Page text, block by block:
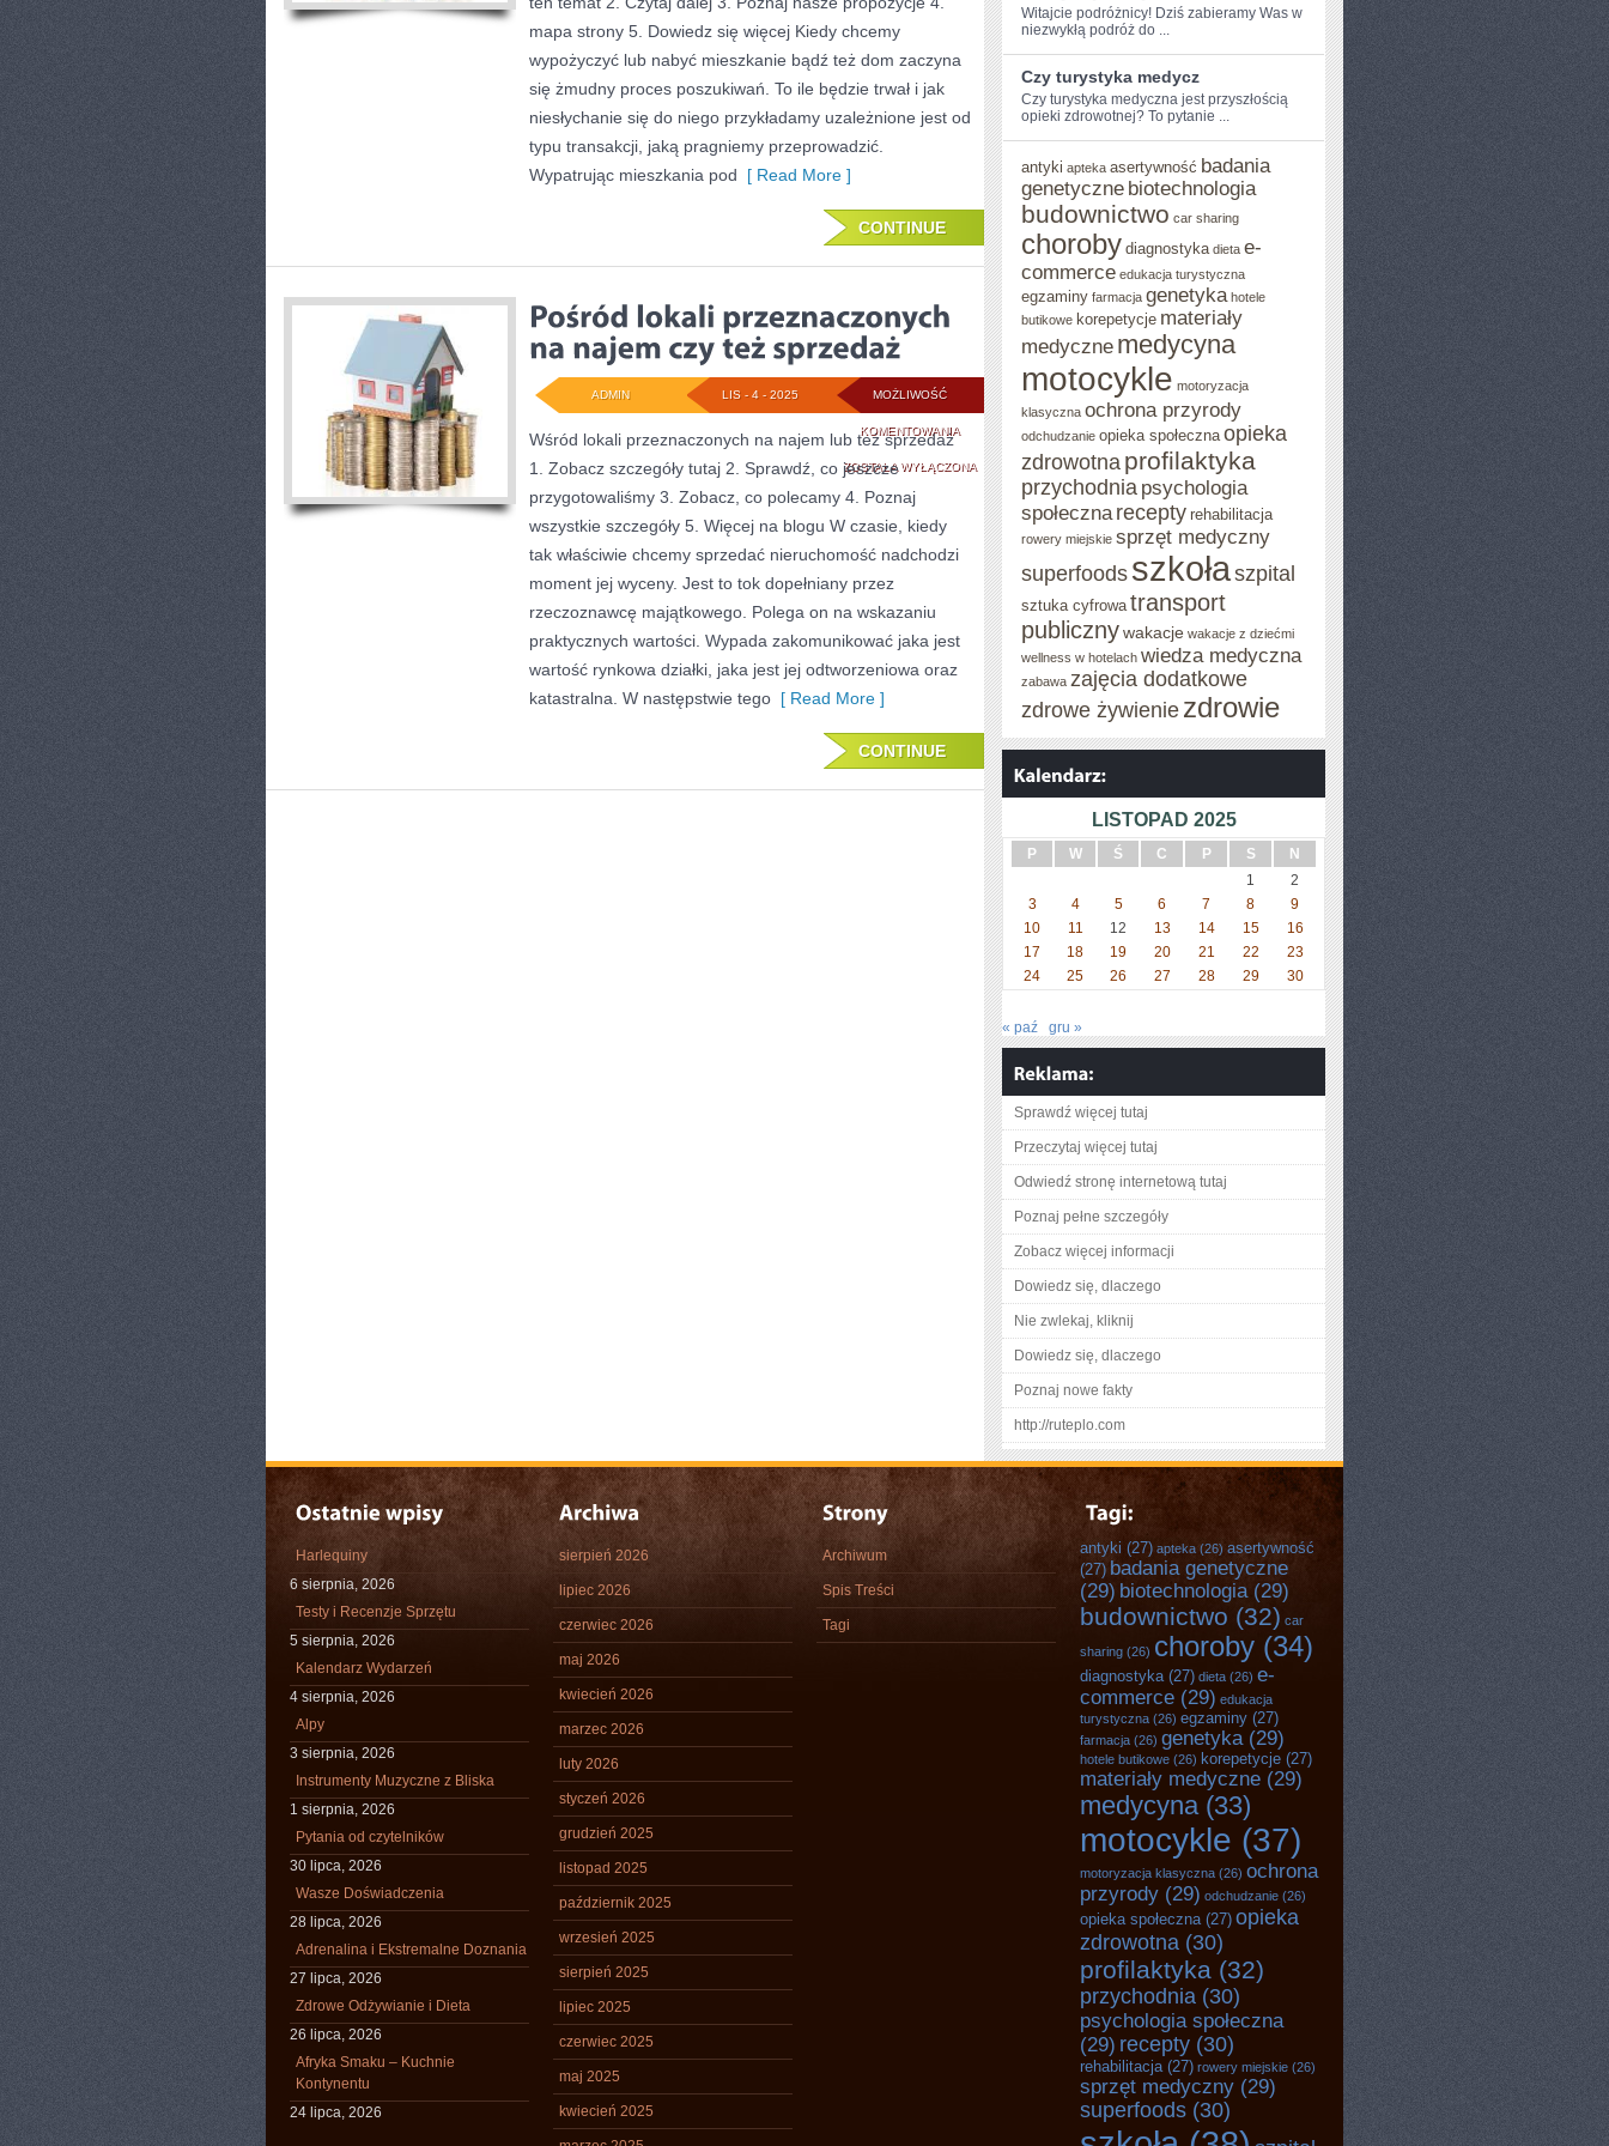
LOKALNYM
RYNKU
JEST
KOLOSALNA
mapa strony 5. Dowiedz się więcej Kiedy chcemy
wypożyczyć lub nabyć mieszkanie bądź też dom zaczyna
się żmudny proces poszukiwań. To ile będzie trwał i jak
niesłychanie się do niego przykładamy uzależnione jest od
typu transakcji, jaką pragniemy przeprowadzić.
Wypatrując mieszkania pod [ Read More ]
CONTINUE
MOŻLIWOŚĆ
KOMENTOWANIAPOŚRÓD
LOKALI
PRZEZNACZONYCH
NAJEM
TEŻ
SPRZEDAŻ
ZOSTAŁA WYŁĄCZONA
LIS - 4 - 2025
ADMIN
Wśród lokali przeznaczonych na najem lub też sprzedaż
1. Zobacz szczegóły tutaj 2. Sprawdź, co jeszcze
przygotowaliśmy 3. Zobacz, co polecamy 4. Poznaj
wszystkie szczegóły 5. Więcej na blogu W czasie, kiedy
tak właściwie chcemy sprzedać nieruchomość nadchodzi
moment jej wyceny. Jest to tok dopełniany przez
rzeczoznawcę majątkowego. Polega on na wskazaniu
praktycznych wartości. Wypada zakomunikować jaka jest
wartość rynkowa działki, jaka jest jej odtworzeniowa oraz
katastralna. W następstwie tego [ Read More ]
CONTINUE
Witajcie podróżnicy!⁢ Dziś ⁤zabieramy ⁢Was‍ w
niezwykłą podróż do ...
Czy turystyka medycz
Czy turystyka medyczna jest przyszłością
opieki zdrowotnej?⁣ To pytanie ...
antyki apteka asertywność badania
genetyczne biotechnologia
budownictwo car sharing
choroby diagnostyka dieta e-
commerce edukacja turystyczna
egzaminy farmacja genetyka hotele
butikowe korepetycje materiały
medyczne medycyna
motocykle motoryzacja
klasyczna ochrona przyrody
odchudzanie opieka społeczna opieka
zdrowotna profilaktyka
przychodnia psychologia
społeczna recepty rehabilitacja
rowery miejskie sprzęt medyczny
superfoods szkołaszpital
sztuka cyfrowa transport
publicznywakacje wakacje z dziećmi
wellness w hotelach wiedza medyczna
zabawa zajęcia dodatkowe
zdrowe żywienie zdrowie
LISTOPAD 2025
P W Ś C P S
N
1
2
3
4 5 6 7 8
9
10
11 12 13 14 15
16
17
18 19 20 21 22
23
24
25 26 27 28 29 30
« paź gru »
Sprawdź więcej tutaj
Przeczytaj więcej tutaj
Odwiedź stronę internetową tutaj
Poznaj pełne szczegóły
Zobacz więcej informacji
Dowiedz się, dlaczego
Nie zwlekaj, kliknij
Dowiedz się, dlaczego
Poznaj nowe fakty
http://ruteplo.com
Harlequiny
6 sierpnia, 2026
Testy i Recenzje Sprzętu
5 sierpnia, 2026
Kalendarz Wydarzeń
4 sierpnia, 2026
Alpy
3 sierpnia, 2026
Instrumenty Muzyczne z Bliska
1 sierpnia, 2026
Pytania od czytelników
30 lipca, 2026
Wasze Doświadczenia
28 lipca, 2026
Adrenalina i Ekstremalne Doznania
27 lipca, 2026
Zdrowe Odżywianie i Dieta
26 lipca, 2026
Afryka Smaku – Kuchnie
Kontynentu
24 lipca, 2026
sierpień 2026
lipiec 2026
czerwiec 2026
maj 2026
kwiecień 2026
marzec 2026
luty 2026
styczeń 2026
grudzień 2025
listopad 2025
październik 2025
wrzesień 2025
sierpień 2025
lipiec 2025
czerwiec 2025
maj 2025
kwiecień 2025
Archiwum
Spis Treści
Tagi
antyki (27) apteka (26) asertywność
(27) badania genetyczne
(29) biotechnologia (29)
budownictwo (32) car
sharing (26) choroby (34)
diagnostyka(27) dieta (26) e-
commerce (29) edukacja
turystyczna (26) egzaminy (27)
farmacja (26) genetyka (29)
hotele butikowe (26) korepetycje (27)
materiały medyczne (29)
medycyna(33)
motocykle (37)
motoryzacja klasyczna (26) ochrona
przyrody (29) odchudzanie (26)
opieka społeczna(27) opieka
zdrowotna (30)
profilaktyka (32)
przychodnia (30)
psychologia społeczna
(29) recepty (30)
rehabilitacja(27) rowery miejskie (26)
sprzęt medyczny (29)
superfoods (30)